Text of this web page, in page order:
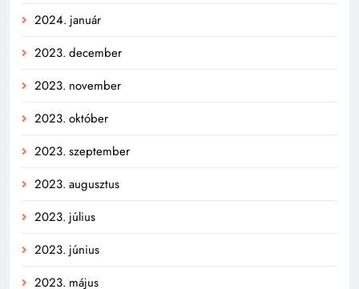
2024. január
2023. december
2023. november
2023. október
2023. szeptember
2023. augusztus
2023. július
2023. június
2023. május